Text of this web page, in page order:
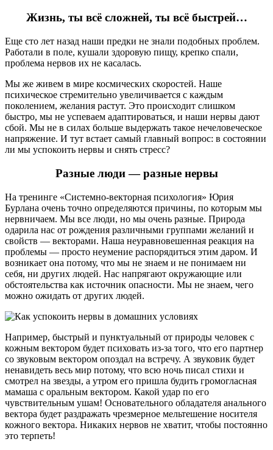
Жизнь, ты всё сложней, ты всё быстрей…
Еще сто лет назад наши предки не знали подобных проблем.
Работали в поле, кушали здоровую пищу, крепко спали,
проблема нервов их не касалась.
Мы же живем в мире космических скоростей. Наше
психическое стремительно увеличивается с каждым
поколением, желания растут. Это происходит слишком
быстро, мы не успеваем адаптироваться, и наши нервы дают
сбой. Мы не в силах больше выдержать такое нечеловеческое
напряжение. И тут встает самый главный вопрос: в состоянии
ли мы успокоить нервы и снять стресс?
Разные люди—разные нервы
На тренинге «Системно-векторная психология» Юрия
Бурлана очень точно определяются причины, по которым мы
нервничаем. Мы все люди, но мы очень разные. Природа
одарила нас от рождения различными группами желаний и
свойств — векторами. Наша неуравновешенная реакция на
проблемы — просто неумение распорядиться этим даром. И
возникает она потому, что мы не знаем и не понимаем ни
себя, ни других людей. Нас напрягают окружающие или
обстоятельства как источник опасности. Мы не знаем, чего
можно ожидать от других людей.
Например, быстрый и пунктуальный от природы человек с
кожным вектором будет психовать из-за того, что его партнер
со звуковым вектором опоздал на встречу. А звуковик будет
ненавидеть весь мир потому, что всю ночь писал стихи и
смотрел на звезды, а утром его пришла будить громогласная
мамаша с оральным вектором. Какой удар по его
чувствительным ушам! Основательного обладателя анального
вектора будет раздражать чрезмерное мельтешение носителя
кожного вектора. Никаких нервов не хватит, чтобы постоянно
это терпеть!